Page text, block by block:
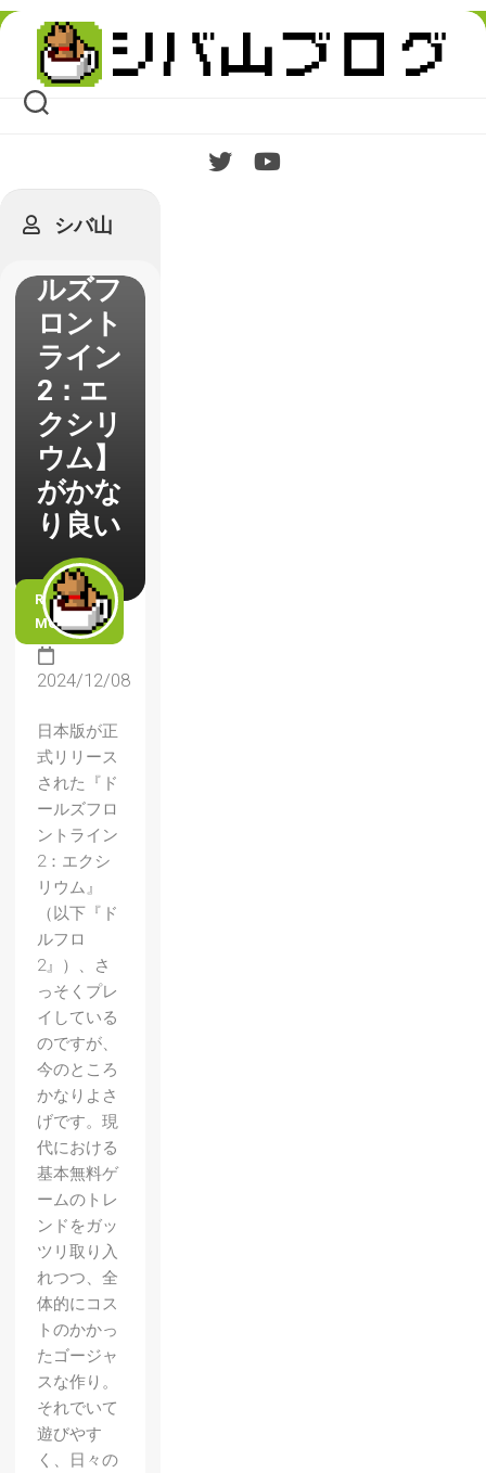
Skip
content
シバ山
ルズフ
ロント
ライン
2：エ
クシリ
ウム】
がかな
り良い
READ
MORE
2024/12/08
日本版が正
式リリース
された『ド
ールズフロ
ントライン
2：エクシ
リウム』
（以下『ド
ルフロ
2』）、さ
っそくプレ
イしている
のですが、
今のところ
かなりよさ
げです。現
代における
基本無料ゲ
ームのトレ
ンドをガッ
ツリ取り入
れつつ、全
体的にコス
トのかかっ
たゴージャ
スな作り。
それでいて
遊びやす
く、日々の